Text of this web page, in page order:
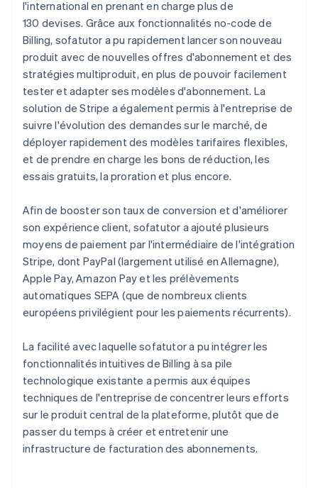
l'international en prenant en charge plus de
130 devises. Grâce aux fonctionnalités no-code de
Billing, sofatutor a pu rapidement lancer son nouveau
produit avec de nouvelles offres d'abonnement et des
stratégies multiproduit, en plus de pouvoir facilement
tester et adapter ses modèles d'abonnement. La
solution de Stripe a également permis à l'entreprise de
suivre l'évolution des demandes sur le marché, de
déployer rapidement des modèles tarifaires flexibles,
et de prendre en charge les bons de réduction, les
essais gratuits, la proration et plus encore.
Afin de booster son taux de conversion et d'améliorer
son expérience client, sofatutor a ajouté plusieurs
moyens de paiement par l'intermédiaire de l'intégration
Stripe, dont PayPal (largement utilisé en Allemagne),
Apple Pay, Amazon Pay et les prélèvements
automatiques SEPA (que de nombreux clients
européens privilégient pour les paiements récurrents).
La facilité avec laquelle sofatutor a pu intégrer les
fonctionnalités intuitives de Billing à sa pile
technologique existante a permis aux équipes
techniques de l'entreprise de concentrer leurs efforts
sur le produit central de la plateforme, plutôt que de
passer du temps à créer et entretenir une
infrastructure de facturation des abonnements.